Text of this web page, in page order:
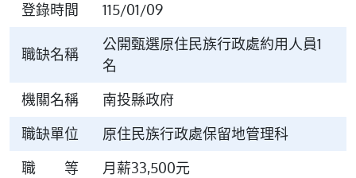
登錄時間 115/01/09
職缺名稱
公開甄選原住民族行政處約用人員1
名
機關名稱
南投縣政府
職缺單位
原住民族行政處保留地管理科
職 等
月薪33,500元